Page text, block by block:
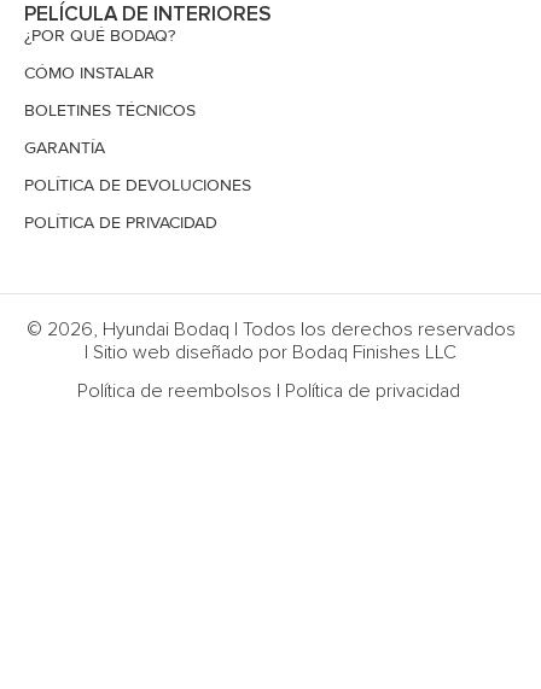
PELÍCULA DE INTERIORES
¿POR QUÉ BODAQ?
CÓMO INSTALAR
BOLETINES TÉCNICOS
GARANTÍA
POLÍTICA DE DEVOLUCIONES
POLÍTICA DE PRIVACIDAD
© 2026, Hyundai Bodaq | Todos los derechos reservados
| Sitio web diseñado por Bodaq Finishes LLC
Política de reembolsos | Política de privacidad